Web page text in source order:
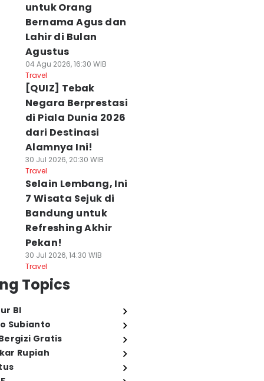
untuk Orang
Bernama Agus dan
Lahir di Bulan
Agustus
04 Agu 2026, 16:30 WIB
Travel
[QUIZ] Tebak
Negara Berprestasi
di Piala Dunia 2026
dari Destinasi
Alamnya Ini!
30 Jul 2026, 20:30 WIB
Travel
Selain Lembang, Ini
7 Wisata Sejuk di
Bandung untuk
Refreshing Akhir
Pekan!
30 Jul 2026, 14:30 WIB
Travel
Topics
BI
Subianto
Gratis
Rupiah